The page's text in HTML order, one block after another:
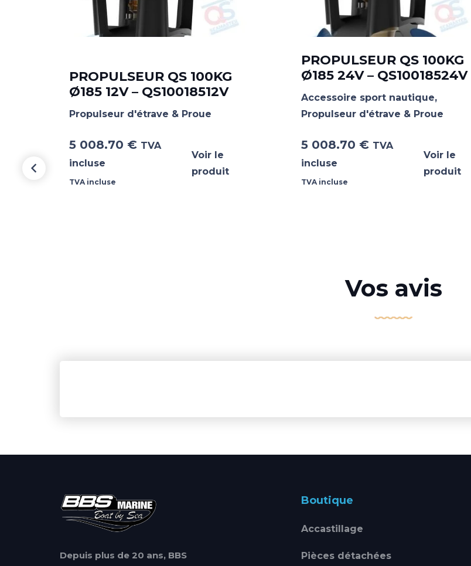
PROPULSEUR QS 100KG
Ø185 12V – QS10018512V
Propulseur d'étrave & Proue
5 008.70 € TVA
incluse
TVA incluse
Voir le
produit
PROPULSEUR QS 100KG
Ø185 24V – QS10018524V
Accessoire sport nautique,
Propulseur d'étrave & Proue
5 008.70 € TVA
incluse
TVA incluse
Voir le
produit
Vos avis
Depuis plus de 20 ans, BBS
Boutique
Accastillage
Pièces détachées